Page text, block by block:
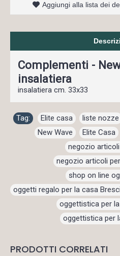
Aggiungi alla lista dei
Complementi -
insalatiera
insalatiera cm. 33x33
Tag: Elite casa liste nozze
New Wave
Elite Casa
negozio
negozio articoli
shop on line
oggetti regalo per la casa
oggettistica per
oggettistica per
PRODOTTI CORRELATI